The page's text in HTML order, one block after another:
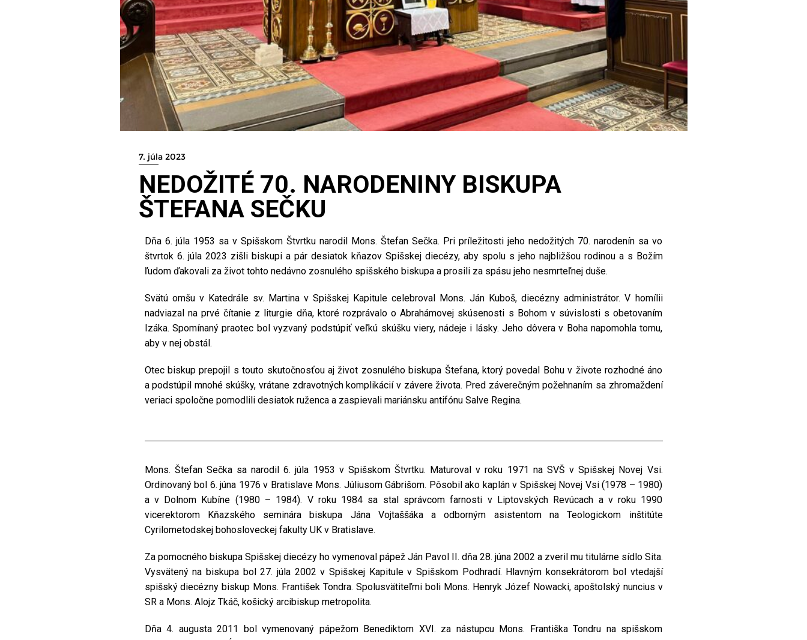
7. júla 2023
NEDOŽITÉ 70. NARODENINY BISKUPA
ŠTEFANA SEČKU
Dňa 6. júla 1953 sa v Spišskom Štvrtku narodil Mons. Štefan Sečka. Pri príležitosti jeho nedožitých 70. narodenín sa vo
štvrtok 6. júla 2023 zišli biskupi a pár desiatok kňazov Spišskej diecézy, aby spolu s jeho najbližšou rodinou a s Božím
ľudom ďakovali za život tohto nedávno zosnulého spišského biskupa a prosili za spásu jeho nesmrteľnej duše.
Svätú omšu v Katedrále sv. Martina v Spišskej Kapitule celebroval Mons. Ján Kuboš, diecézny administrátor. V homílii
nadviazal na prvé čítanie z liturgie dňa, ktoré rozprávalo o Abrahámovej skúsenosti s Bohom v súvislosti s obetovaním
Izáka. Spomínaný praotec bol vyzvaný podstúpiť veľkú skúšku viery, nádeje i lásky. Jeho dôvera v Boha napomohla tomu,
aby v nej obstál.
Otec biskup prepojil s touto skutočnosťou aj život zosnulého biskupa Štefana, ktorý povedal Bohu v živote rozhodné áno
a podstúpil mnohé skúšky, vrátane zdravotných komplikácií v závere života. Pred záverečným požehnaním sa zhromaždení
veriaci spoločne pomodlili desiatok ruženca a zaspievali mariánsku antifónu Salve Regina.
Mons. Štefan Sečka sa narodil 6. júla 1953 v Spišskom Štvrtku. Maturoval v roku 1971 na SVŠ v Spišskej Novej Vsi.
Ordinovaný bol 6. júna 1976 v Bratislave Mons. Júliusom Gábrišom. Pôsobil ako kaplán v Spišskej Novej Vsi (1978 – 1980)
a v Dolnom Kubíne (1980 – 1984). V roku 1984 sa stal správcom farnosti v Liptovských Revúcach a v roku 1990
vicerektorom Kňazského seminára biskupa Jána Vojtaššáka a odborným asistentom na Teologickom inštitúte
Cyrilometodskej bohosloveckej fakulty UK v Bratislave.
Za pomocného biskupa Spišskej diecézy ho vymenoval pápež Ján Pavol II. dňa 28. júna 2002 a zveril mu titulárne sídlo Sita.
Vysvätený na biskupa bol 27. júla 2002 v Spišskej Kapitule v Spišskom Podhradí. Hlavným konsekrátorom bol vtedajší
spišský diecézny biskup Mons. František Tondra. Spolusvätiteľmi boli Mons. Henryk Józef Nowacki, apoštolský nuncius v
SR a Mons. Alojz Tkáč, košický arcibiskup metropolita.
Dňa 4. augusta 2011 bol vymenovaný pápežom Benediktom XVI. za nástupcu Mons. Františka Tondru na spišskom